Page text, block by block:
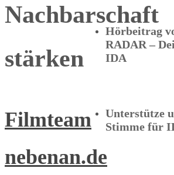
Nachbarschaft
stärken
Filmteam
nebenan.de
Hörbeitrag
RADAR –
IDA
Unterstütze
Stimme für